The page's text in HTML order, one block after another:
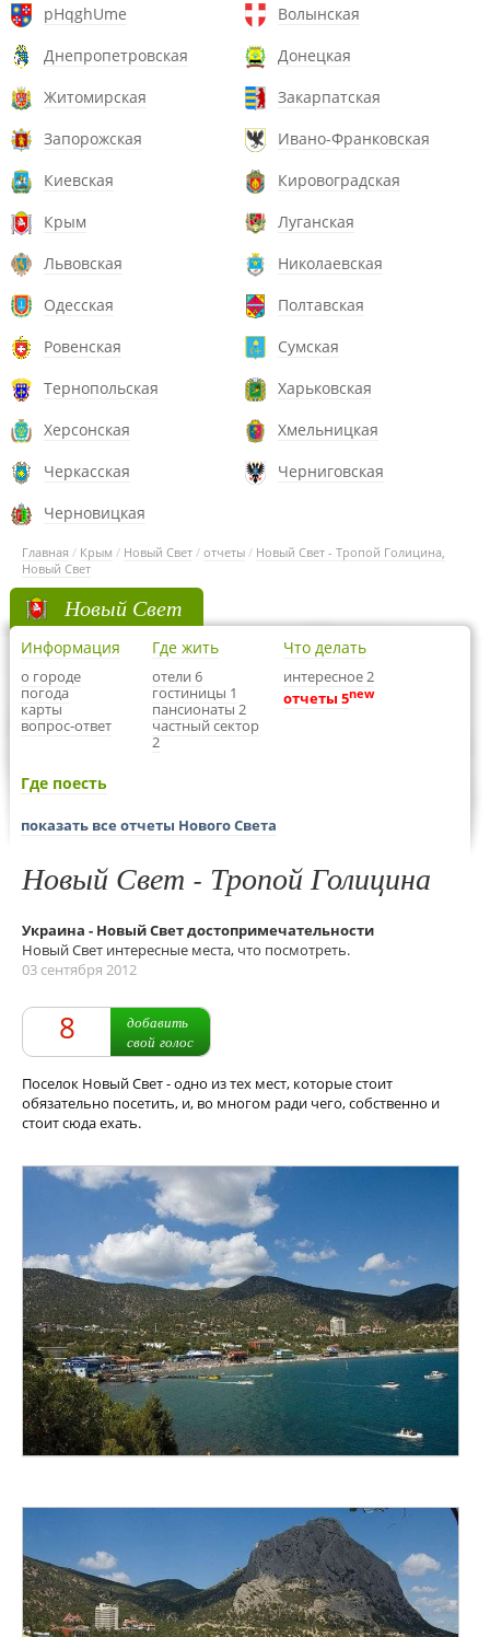
pHqghUme
Волынская
Днепропетровская
Донецкая
Житомирская
Закарпатская
Запорожская
Ивано-Франковская
Киевская
Кировоградская
Крым
Луганская
Львовская
Николаевская
Одесская
Полтавская
Ровенская
Сумская
Тернопольская
Харьковская
Херсонская
Хмельницкая
Черкасская
Черниговская
Черновицкая
Главная / Крым / Новый Свет / отчеты / Новый Свет - Тропой Голицина,
Новый Свет
Новый Свет
Информация
о городе
погода
карты
вопрос-ответ
Где жить
отели 6
гостиницы 1
пансионаты 2
частный сектор
2
Что делать
интересное 2
отчеты 5new
Где поесть
показать все отчеты Нового Света
Новый Свет - Тропой Голицина
Украина - Новый Свет достопримечательности
Новый Свет интересные места, что посмотреть.
03 сентября 2012
8
добавить
свой голос
Поселок Новый Свет - одно из тех мест, которые стоит
обязательно посетить, и, во многом ради чего, собственно и
стоит сюда ехать.